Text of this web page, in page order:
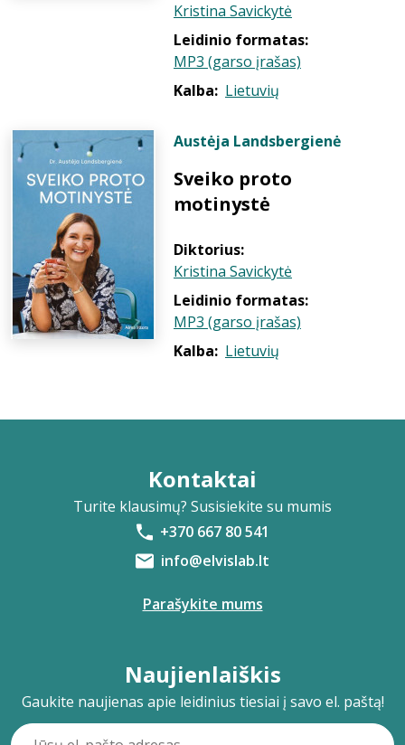
Kristina Savickytė
Leidinio formatas:
MP3 (garso įrašas)
Kalba: Lietuvių
Austėja Landsbergienė
Sveiko proto
motinystė
Diktorius:
Kristina Savickytė
Leidinio formatas:
MP3 (garso įrašas)
Kalba: Lietuvių
Kontaktai
Turite klausimų? Susisiekite su mumis
+370 667 80 541
info@elvislab.lt
Parašykite mums
Naujienlaiškis
Gaukite naujienas apie leidinius tiesiai į savo el. paštą!